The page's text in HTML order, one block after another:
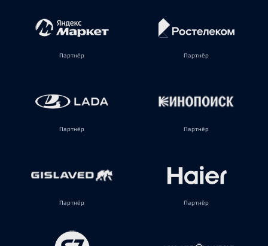
Партнёр Партнёр
Партнёр Партнёр
Партнёр Партнёр